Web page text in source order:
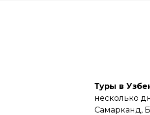
Туры в
несколько
Самарканд,